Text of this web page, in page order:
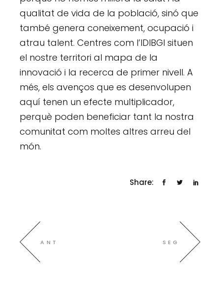
qualitat de vida de la població, sinó que
també genera coneixement, ocupació i
atrau talent. Centres com l’IDIBGI situen
el nostre territori al mapa de la
innovació i la recerca de primer nivell. A
més, els avenços que es desenvolupen
aquí tenen un efecte multiplicador,
perquè poden beneficiar tant la nostra
comunitat com moltes altres arreu del
món.
Share:
ANT SEG